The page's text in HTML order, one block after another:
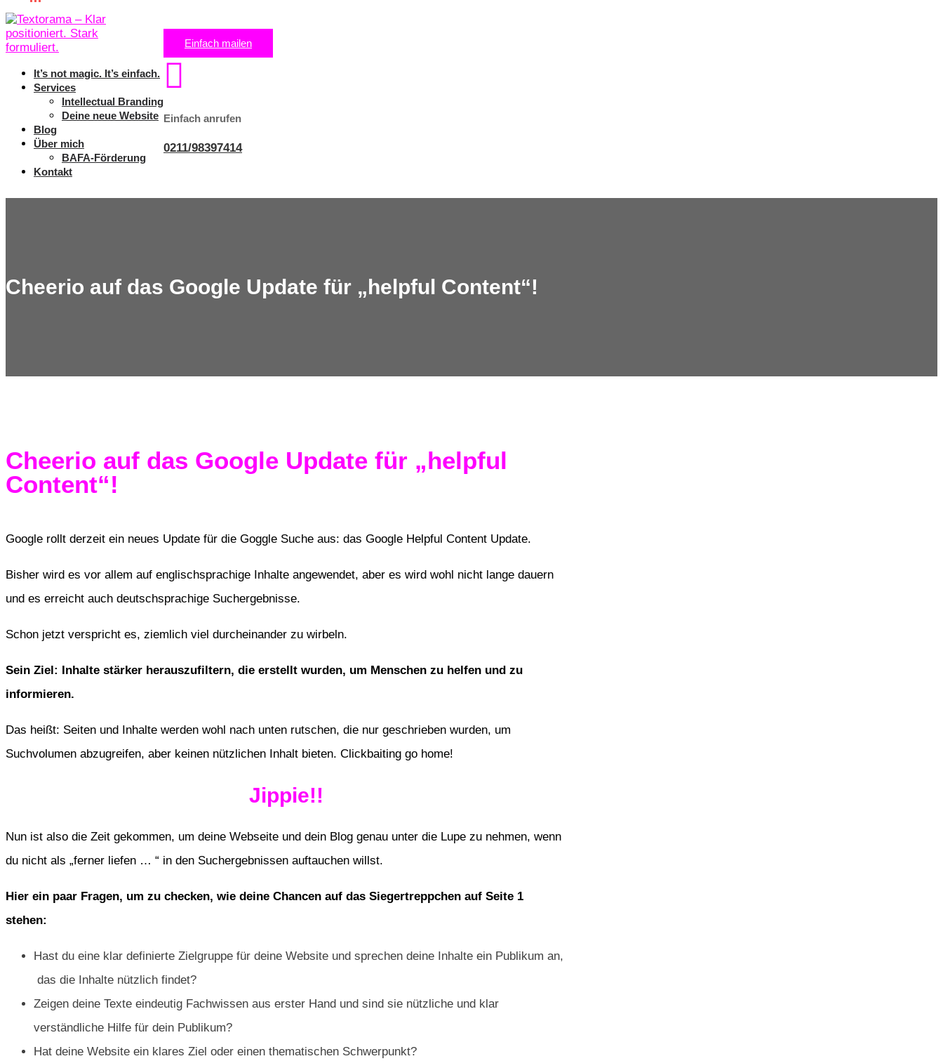
It’s not magic. It’s einfach.
Services
Intellectual Branding
Deine neue Website
Blog
Über mich
BAFA-Förderung
Kontakt
Einfach mailen

Einfach anrufen
0211/98397414
Cheerio auf das Google Update für „helpful Content“!
Cheerio auf das Google Update für „helpful
Content“!
Google rollt derzeit ein neues Update für die Goggle Suche aus: das Google Helpful Content Update.
Bisher wird es vor allem auf englischsprachige Inhalte angewendet, aber es wird wohl nicht lange dauern
und es erreicht auch deutschsprachige Suchergebnisse.
Schon jetzt verspricht es, ziemlich viel durcheinander zu wirbeln.
Sein Ziel: Inhalte stärker herauszufiltern, die erstellt wurden, um Menschen zu helfen und zu
informieren.
Das heißt: Seiten und Inhalte werden wohl nach unten rutschen, die nur geschrieben wurden, um
Suchvolumen abzugreifen, aber keinen nützlichen Inhalt bieten. Clickbaiting go home!
Jippie!!
Nun ist also die Zeit gekommen, um deine Webseite und dein Blog genau unter die Lupe zu nehmen, wenn
du nicht als „ferner liefen … “ in den Suchergebnissen auftauchen willst.
Hier ein paar Fragen, um zu checken, wie deine Chancen auf das Siegertreppchen auf Seite 1
stehen:
Hast du eine klar definierte Zielgruppe für deine Website und sprechen deine Inhalte ein Publikum an,
das die Inhalte nützlich findet?
Zeigen deine Texte eindeutig Fachwissen aus erster Hand und sind sie nützliche und klar
verständliche Hilfe für dein Publikum?
Hat deine Website ein klares Ziel oder einen thematischen Schwerpunkt?